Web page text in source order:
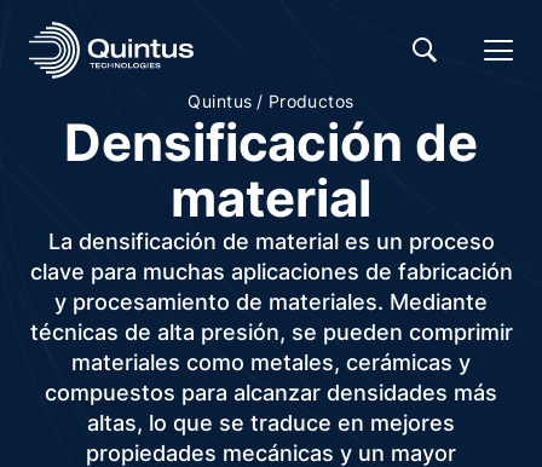
Quintus / Productos
Densificación de
material
La densificación de material es un proceso
clave para muchas aplicaciones de fabricación
y procesamiento de materiales. Mediante
técnicas de alta presión, se pueden comprimir
materiales como metales, cerámicas y
compuestos para alcanzar densidades más
altas, lo que se traduce en mejores
propiedades mecánicas y un mayor